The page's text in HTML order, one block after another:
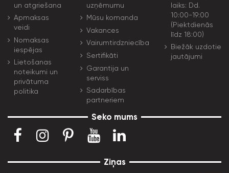
un atgriešana
Apmaksas
veidi
Nomaksas
iespējas
Lietošanas
noteikumi un
privātuma
politika
uzņēmumu
Mūsu komanda
Vakances
Vairumtirdzniecība
Sertifikāti
Garantija un
serviss
Sadarbības
partneriem
laiks: Dd.
10:00-19:00
(Piektdienās
līdz 18:00)
Biežāk uzdotie
jautājumi
Seko mums
Ziņas